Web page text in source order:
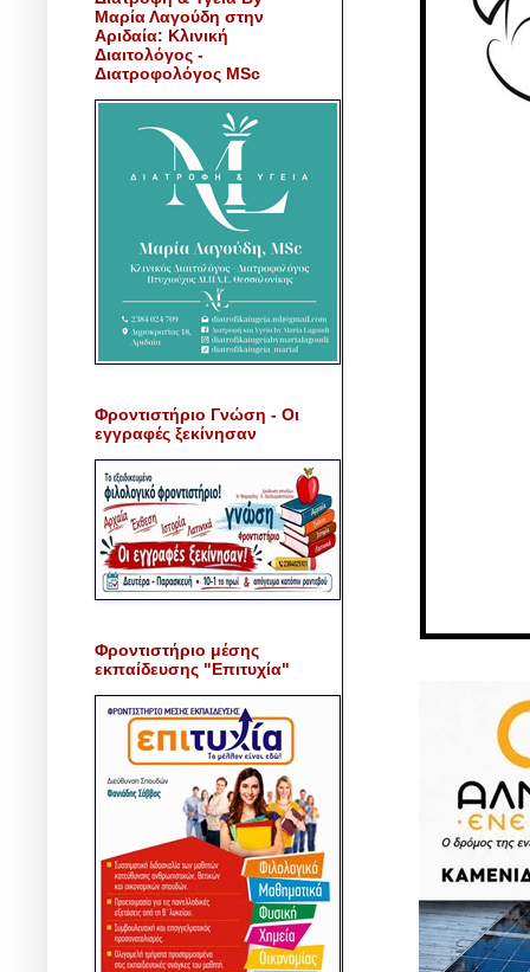
Μαρία Λαγούδη στην
Αριδαία: Κλινική
Διαιτολόγος -
Διατροφολόγος MSc
Φροντιστήριο Γνώση - Οι
εγγραφές ξεκίνησαν
Φροντιστήριο μέσης
εκπαίδευσης "Επιτυχία"